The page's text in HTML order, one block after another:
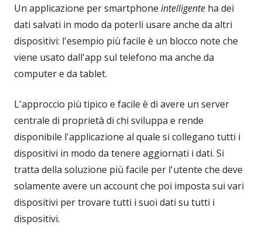
Un applicazione per smartphone intelligente ha dei
dati salvati in modo da poterli usare anche da altri
dispositivi: l'esempio più facile è un blocco note che
viene usato dall'app sul telefono ma anche da
computer e da tablet.
L'approccio più tipico e facile è di avere un server
centrale di proprietà di chi sviluppa e rende
disponibile l'applicazione al quale si collegano tutti i
dispositivi in modo da tenere aggiornati i dati. Si
tratta della soluzione più facile per l'utente che deve
solamente avere un account che poi imposta sui vari
dispositivi per trovare tutti i suoi dati su tutti i
dispositivi.